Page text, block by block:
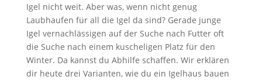
Igel nicht weit. Aber was, wenn nicht genug
Laubhaufen für all die Igel da sind? Gerade junge
Igel vernachlässigen auf der Suche nach Futter oft
die Suche nach einem kuscheligen Platz für den
Winter. Da kannst du Abhilfe schaffen. Wir erklären
dir heute drei Varianten, wie du ein Igelhaus bauen